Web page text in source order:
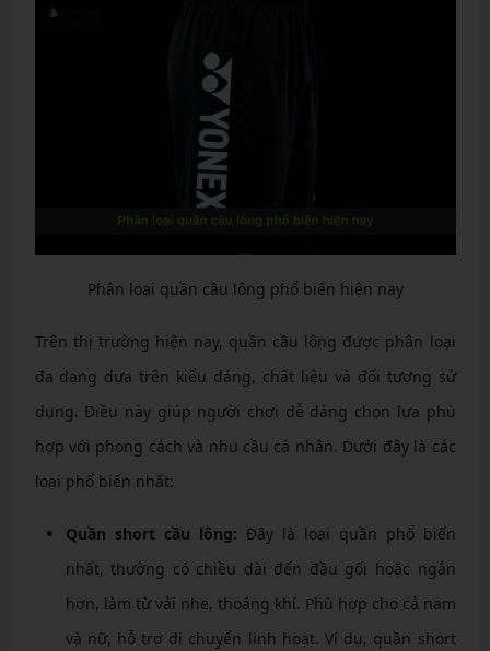
Phân loại quần cầu lông phổ biến hiện nay
Trên thị trường hiện nay, quần cầu lông được phân loại
đa dạng dựa trên kiểu dáng, chất liệu và đối tượng sử
dụng. Điều này giúp người chơi dễ dàng chọn lựa phù
hợp với phong cách và nhu cầu cá nhân. Dưới đây là các
loại phổ biến nhất:
Quần short cầu lông: Đây là loại quần phổ biến
nhất, thường có chiều dài đến đầu gối hoặc ngắn
hơn, làm từ vải nhẹ, thoáng khí. Phù hợp cho cả nam
và nữ, hỗ trợ di chuyển linh hoạt. Ví dụ, quần short